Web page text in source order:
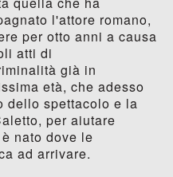
l'attore romano,
per otto anni a causa
atti di
già in
età, che adesso
dello spettacolo e la
per aiutare
nato dove le
ad arrivare.